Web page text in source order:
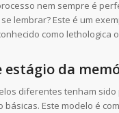
nem sempre é
lembrar? Este é um
como lethologica
estágio da
diferentes tenham
básicas. Este modelo é